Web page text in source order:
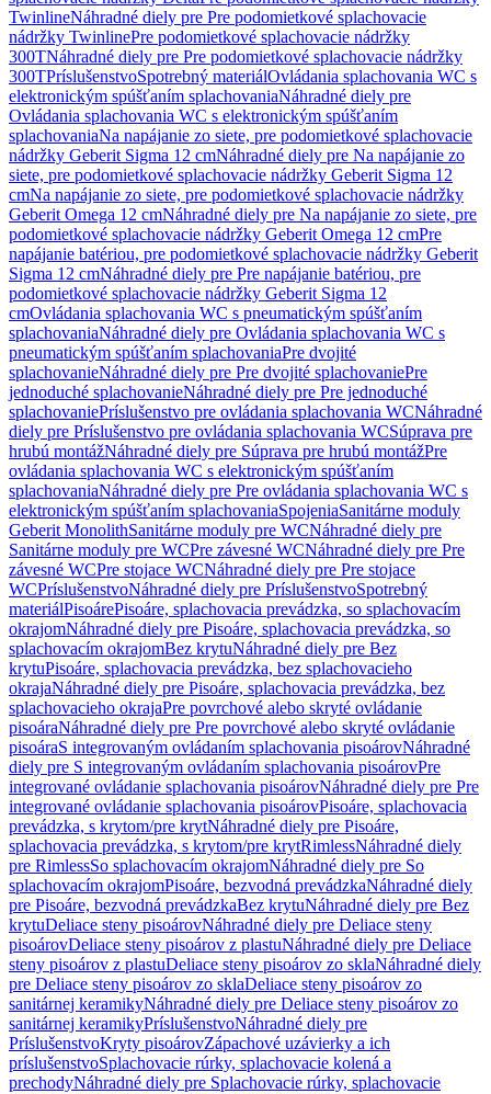
TwinlineNáhradné diely pre Pre podomietkové splachovacie
nádržky TwinlinePre podomietkové splachovacie nádržky
300TNáhradné diely pre Pre podomietkové splachovacie nádržky
300TPríslušenstvoSpotrebný materiálOvládania splachovania WC s
elektronickým spúšťaním splachovaniaNáhradné diely pre
Ovládania splachovania WC s elektronickým spúšťaním
splachovaniaNa napájanie zo siete, pre podomietkové splachovacie
nádržky Geberit Sigma 12 cmNáhradné diely pre Na napájanie zo
siete, pre podomietkové splachovacie nádržky Geberit Sigma 12
cmNa napájanie zo siete, pre podomietkové splachovacie nádržky
Geberit Omega 12 cmNáhradné diely pre Na napájanie zo siete, pre
podomietkové splachovacie nádržky Geberit Omega 12 cmPre
napájanie batériou, pre podomietkové splachovacie nádržky Geberit
Sigma 12 cmNáhradné diely pre Pre napájanie batériou, pre
podomietkové splachovacie nádržky Geberit Sigma 12
cmOvládania splachovania WC s pneumatickým spúšťaním
splachovaniaNáhradné diely pre Ovládania splachovania WC s
pneumatickým spúšťaním splachovaniaPre dvojité
splachovanieNáhradné diely pre Pre dvojité splachovaniePre
jednoduché splachovanieNáhradné diely pre Pre jednoduché
splachovaniePríslušenstvo pre ovládania splachovania WCNáhradné
diely pre Príslušenstvo pre ovládania splachovania WCSúprava pre
hrubú montážNáhradné diely pre Súprava pre hrubú montážPre
ovládania splachovania WC s elektronickým spúšťaním
splachovaniaNáhradné diely pre Pre ovládania splachovania WC s
elektronickým spúšťaním splachovaniaSpojeniaSanitárne moduly
Geberit MonolithSanitárne moduly pre WCNáhradné diely pre
Sanitárne moduly pre WCPre závesné WCNáhradné diely pre Pre
závesné WCPre stojace WCNáhradné diely pre Pre stojace
WCPríslušenstvoNáhradné diely pre PríslušenstvoSpotrebný
materiálPisoárePisoáre, splachovacia prevádzka, so splachovacím
okrajomNáhradné diely pre Pisoáre, splachovacia prevádzka, so
splachovacím okrajomBez krytuNáhradné diely pre Bez
krytuPisoáre, splachovacia prevádzka, bez splachovacieho
okrajaNáhradné diely pre Pisoáre, splachovacia prevádzka, bez
splachovacieho okrajaPre povrchové alebo skryté ovládanie
pisoáraNáhradné diely pre Pre povrchové alebo skryté ovládanie
pisoáraS integrovaným ovládaním splachovania pisoárovNáhradné
diely pre S integrovaným ovládaním splachovania pisoárovPre
integrované ovládanie splachovania pisoárovNáhradné diely pre Pre
integrované ovládanie splachovania pisoárovPisoáre, splachovacia
prevádzka, s krytom/pre krytNáhradné diely pre Pisoáre,
splachovacia prevádzka, s krytom/pre krytRimlessNáhradné diely
pre RimlessSo splachovacím okrajomNáhradné diely pre So
splachovacím okrajomPisoáre, bezvodná prevádzkaNáhradné diely
pre Pisoáre, bezvodná prevádzkaBez krytuNáhradné diely pre Bez
krytuDeliace steny pisoárovNáhradné diely pre Deliace steny
pisoárovDeliace steny pisoárov z plastuNáhradné diely pre Deliace
steny pisoárov z plastuDeliace steny pisoárov zo sklaNáhradné diely
pre Deliace steny pisoárov zo sklaDeliace steny pisoárov zo
sanitárnej keramikyNáhradné diely pre Deliace steny pisoárov zo
sanitárnej keramikyPríslušenstvoNáhradné diely pre
PríslušenstvoKryty pisoárovZápachové uzávierky a ich
príslušenstvoSplachovacie rúrky, splachovacie kolená a
prechodyNáhradné diely pre Splachovacie rúrky, splachovacie